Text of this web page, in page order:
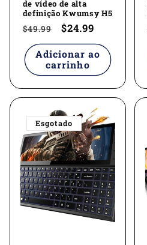
de vídeo de alta
definição Kwumsy H5
Preço
normal
$49.99
Preço
promocional
$24.99
Adicionar ao
carrinho
Esgotado